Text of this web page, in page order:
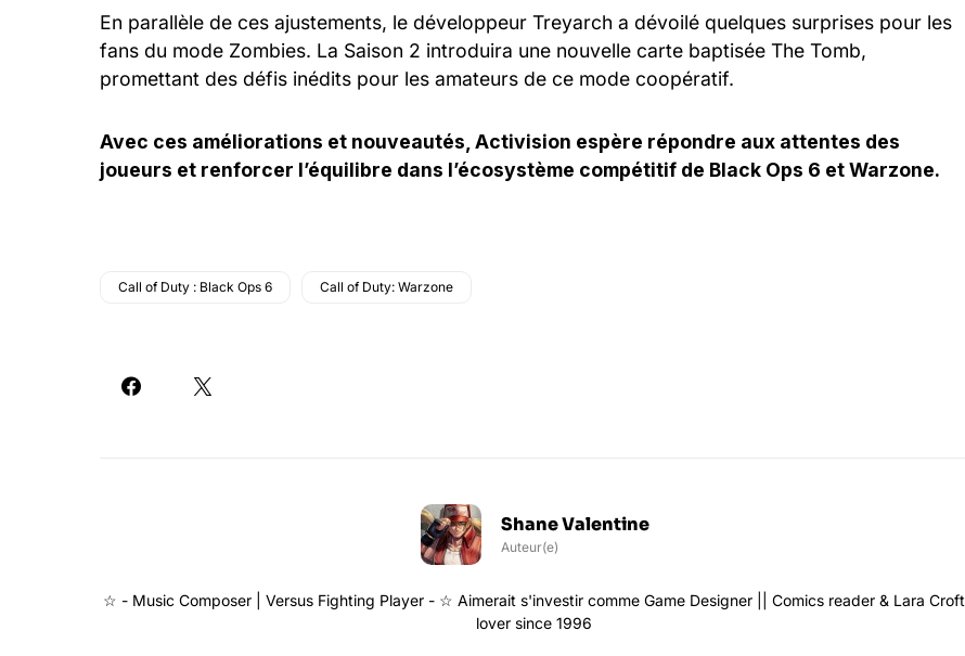
En parallèle de ces ajustements, le développeur Treyarch a dévoilé quelques surprises pour les
fans du mode Zombies. La Saison 2 introduira une nouvelle carte baptisée The Tomb,
promettant des défis inédits pour les amateurs de ce mode coopératif.
Avec ces améliorations et nouveautés, Activision espère répondre aux attentes des
joueurs et renforcer l’équilibre dans l’écosystème compétitif de Black Ops 6 et Warzone.
Call of Duty : Black Ops 6 Call of Duty: Warzone
Shane Valentine
Auteur(e)
☆ - Music Composer | Versus Fighting Player - ☆ Aimerait s'investir comme Game Designer || Comics reader & Lara Croft
lover since 1996